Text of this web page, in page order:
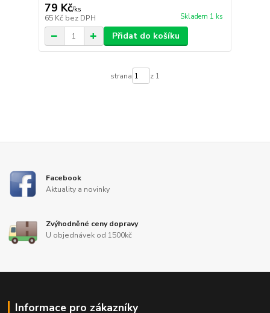
79 Kč/ks
65 Kč bez DPH Skladem 1 ks
Přidat do košíku
strana z 1
Facebook
Aktuality a novinky
Zvýhodněné ceny dopravy
U objednávek od 1500kč
Informace pro zákazníky